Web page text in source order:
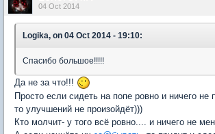
04 Oct 2014
Logika, on 04 Oct 2014 - 19:10:
Спасибо большое!!!!!
Да не за что!!!
Просто если сидеть на попе ровно и ничего не
то улучшений не произойдёт)))
Кто молчит- у того всё ровно.... и ничего не